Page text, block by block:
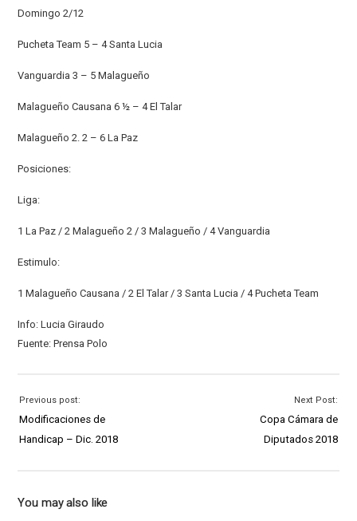
Domingo 2/12
Pucheta Team 5 – 4 Santa Lucia
Vanguardia 3 – 5 Malagueño
Malagueño Causana 6 ½ – 4 El Talar
Malagueño 2. 2 – 6 La Paz
Posiciones:
Liga:
1 La Paz / 2 Malagueño 2 / 3 Malagueño / 4 Vanguardia
Estimulo:
1 Malagueño Causana / 2 El Talar / 3 Santa Lucia / 4 Pucheta Team
Info: Lucia Giraudo
Fuente: Prensa Polo
Previous post:
Modificaciones de
Handicap – Dic. 2018
Next Post:
Copa Cámara de
Diputados 2018
You may also like